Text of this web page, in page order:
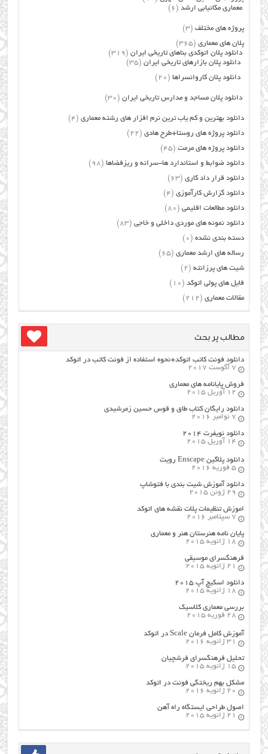
معماری مکانیابی ارشد (6)
پروژه های مختلف (3)
پلان های معماری (365)
دانلود پلان اتوکدی بناهای تاریخی ایران (319)
دانلود پلان بازارهای تاریخی ایران (35)
دانلود پلان کاروانسراها (20)
دانلود پلان مساجد و مدارس تاریخی ایران (30)
دانلود بهترین و کم یاب ترین نرم افزار های رشته معماری (4)
دانلود پروژه های روستا+طرح هادی (22)
دانلود پروژه های مرمت (45)
دانلود ضوابط و استاندارد ها-سرانه و ریزفضاها (98)
دانلود قرار داد کاری (63)
دانلود گزارش کارآموزی (4)
دانلود مطالعات اقلیمی (80)
دانلود نمونه های موردی داخلی و خاجی (83)
دسته بندی نشده (0)
رساله های ارشد معماری (65)
شیت های پرزانته (2)
فایل های پولی اتوکد (10)
مقالات معماری (212)
مطالب پر بحث
دانلود فونت کاتب اتوکد+نحوه استفاده از فونت کاتب در اتوکد
7 آگوست 2017
فروش پایانامه های معماری
12 آوریل 2015
دانلود رایگان کتاب طاق و قوس حسین زمرشیدی
7 نوامبر 2016
دانلود نویفرت ۲۰۱۴
14 آوریل 2015
دانلود پلاگین Enscape رویت
5 فوریه 2016
دانلود آموزش شیت بندی با فتوشاپ
29 ژوئن 2015
اموزش تنظیمات پلات نقشه های اتوکد
7 سپتامبر 2016
پایان نامه هنرستان هنر و معماري
18 ژانویه 2015
فرهنگسراي موسيقي
21 ژانویه 2015
دانلود اسکیچ آپ ۲۰۱۵
18 ژانویه 2015
بررسی معماری کلاسیک
28 فوریه 2015
آموزش کامل فرمان Scale در اتوکد
31 ژانویه 2016
تحلیل فرهنگسرای فرشچیان
15 ژانویه 2015
مشکل بهم ریختگی فونت در اتوکد
20 ژانویه 2016
اصول طراحي ایستگاه راه آهن
21 ژانویه 2015